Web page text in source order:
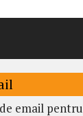
email pentru